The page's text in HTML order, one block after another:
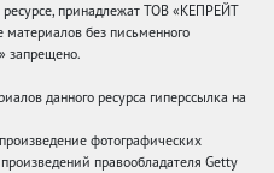
принадлежат ТОВ «КЕПРЕЙТ
без письменного
запрещено.
данного ресурса гиперссылка на
фотографических
правообладателя Getty